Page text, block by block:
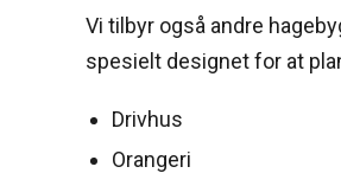
Vi tilbyr også andre
spesielt designet for at
Drivhus
Orangeri